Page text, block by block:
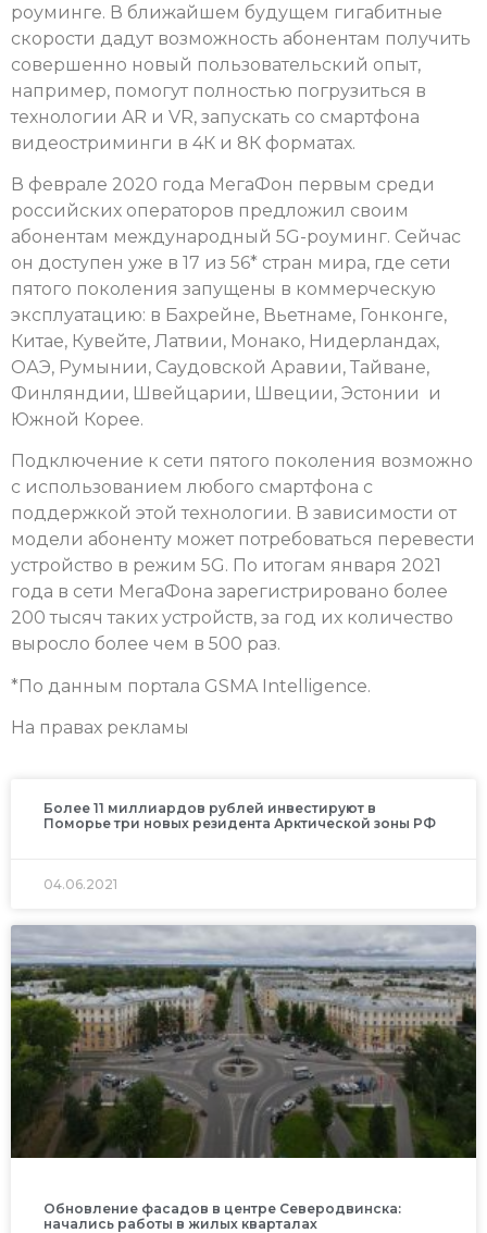
роуминге. В ближайшем будущем гигабитные
скорости дадут возможность абонентам получить
совершенно новый пользовательский опыт,
например, помогут полностью погрузиться в
технологии AR и VR, запускать со смартфона
видеостриминги в 4К и 8К форматах.
В феврале 2020 года МегаФон первым среди
российских операторов предложил своим
абонентам международный 5G-роуминг. Сейчас
он доступен уже в 17 из 56* стран мира, где сети
пятого поколения запущены в коммерческую
эксплуатацию: в Бахрейне, Вьетнаме, Гонконге,
Китае, Кувейте, Латвии, Монако, Нидерландах,
ОАЭ, Румынии, Саудовской Аравии, Тайване,
Финляндии, Швейцарии, Швеции, Эстонии и
Южной Корее.
Подключение к сети пятого поколения возможно
с использованием любого смартфона с
поддержкой этой технологии. В зависимости от
модели абоненту может потребоваться перевести
устройство в режим 5G. По итогам января 2021
года в сети МегаФона зарегистрировано более
200 тысяч таких устройств, за год их количество
выросло более чем в 500 раз.
*По данным портала GSMA Intelligence.
На правах рекламы
Более 11 миллиардов рублей инвестируют в
Поморье три новых резидента Арктической зоны РФ
04.06.2021
Обновление фасадов в центре Северодвинска:
начались работы в жилых кварталах